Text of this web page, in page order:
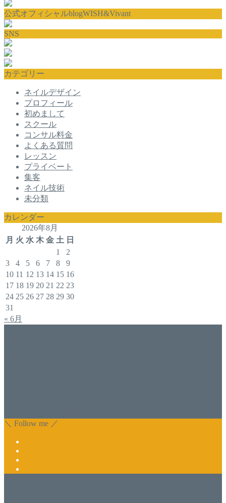
公式オフィシャルblogWISH&Vivant
SNS
カテゴリー
ネイルデザイン
プロフィール
初めまして
スクール
コンサル料金
よくある質問
レッスン
プライベート
集客
ネイル技術
未分類
カレンダー
2026年8月
月 火 水 木 金 土 日
1
2
3
4 5 6 7 8
9
10 11 12 13 14 15 16
17 18 19 20 21 22 23
24 25 26 27 28 29 30
31
« 6月
＼ Follow me ／